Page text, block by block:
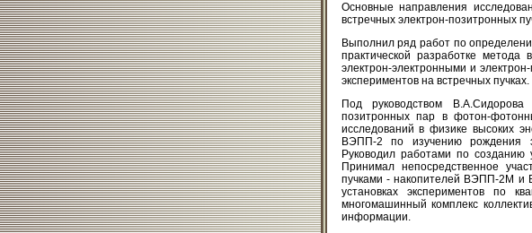
Основные направления
встречных электрон-позитронных
Выполнил ряд работ по
практической разработке метода
электрон-электронными и
экспериментов на встречных
Под руководством
позитронных пар в фотон-
исследований в физике высоких
ВЭПП-2 по изучению рождения
Руководил работами по созданию
Принимал непосредственное
пучками - накопителей ВЭПП-2М и
установках экспериментов по
многомашинный комплекс
информации.